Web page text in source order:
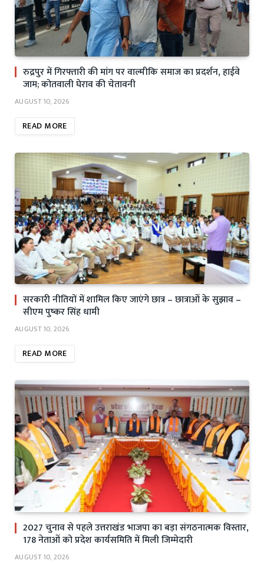
रुद्रपुर में गिरफ्तारी की मांग पर वाल्मीकि समाज का प्रदर्शन, हाईवे
जाम; कोतवाली घेराव की चेतावनी
AUGUST 10, 2026
READ MORE
सरकारी नीतियों में शामिल किए जाएंगे छात्र – छात्राओं के सुझाव –
सीएम पुष्कर सिंह धामी
AUGUST 10, 2026
READ MORE
2027 चुनाव से पहले उत्तराखंड भाजपा का बड़ा संगठनात्मक विस्तार,
178 नेताओं को प्रदेश कार्यसमिति में मिली जिम्मेदारी
AUGUST 10, 2026